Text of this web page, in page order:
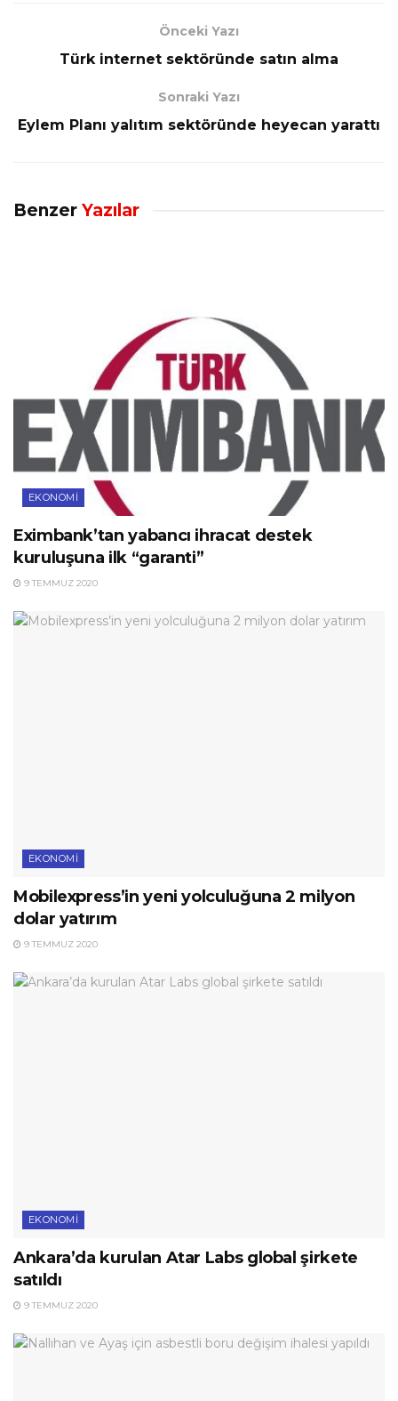
Önceki Yazı
Türk internet sektöründe satın alma
Sonraki Yazı
Eylem Planı yalıtım sektöründe heyecan yarattı
Benzer Yazılar
EKONOMI
Eximbank’tan yabancı ihracat destek
kuruluşuna ilk “garanti”
9 TEMMUZ 2020
EKONOMI
Mobilexpress’in yeni yolculuğuna 2 milyon
dolar yatırım
9 TEMMUZ 2020
EKONOMI
Ankara’da kurulan Atar Labs global şirkete
satıldı
9 TEMMUZ 2020